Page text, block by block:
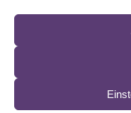
© 2024 LIANE ∙ site by